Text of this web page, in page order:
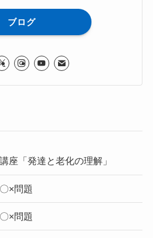
ブログ
座「発達と老化の理解」
×問題
×問題